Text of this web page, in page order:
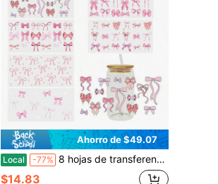
Ahorro de $49.07
Local -77% 8 hojas de transferencia DTF con tema de lazo para vasos de vidrio, pegatinas de lazo, calcomanías de frotamiento, manualidades, pegatinas de transferencia resistentes al agua para vasos de vidrio Libbey de 16 onzas
$14.83